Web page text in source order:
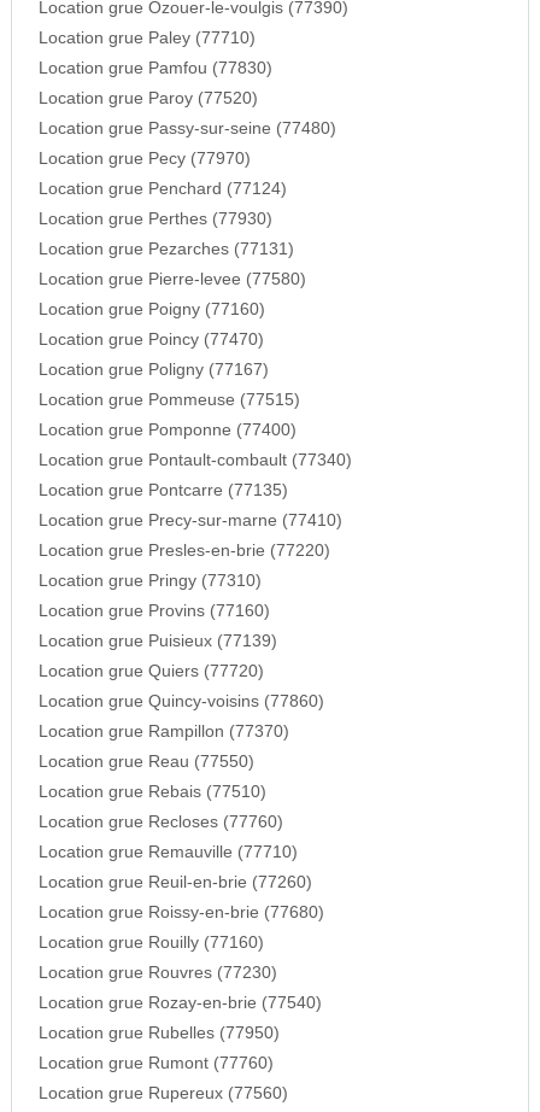
Location grue Ozouer-le-voulgis (77390)
Location grue Paley (77710)
Location grue Pamfou (77830)
Location grue Paroy (77520)
Location grue Passy-sur-seine (77480)
Location grue Pecy (77970)
Location grue Penchard (77124)
Location grue Perthes (77930)
Location grue Pezarches (77131)
Location grue Pierre-levee (77580)
Location grue Poigny (77160)
Location grue Poincy (77470)
Location grue Poligny (77167)
Location grue Pommeuse (77515)
Location grue Pomponne (77400)
Location grue Pontault-combault (77340)
Location grue Pontcarre (77135)
Location grue Precy-sur-marne (77410)
Location grue Presles-en-brie (77220)
Location grue Pringy (77310)
Location grue Provins (77160)
Location grue Puisieux (77139)
Location grue Quiers (77720)
Location grue Quincy-voisins (77860)
Location grue Rampillon (77370)
Location grue Reau (77550)
Location grue Rebais (77510)
Location grue Recloses (77760)
Location grue Remauville (77710)
Location grue Reuil-en-brie (77260)
Location grue Roissy-en-brie (77680)
Location grue Rouilly (77160)
Location grue Rouvres (77230)
Location grue Rozay-en-brie (77540)
Location grue Rubelles (77950)
Location grue Rumont (77760)
Location grue Rupereux (77560)